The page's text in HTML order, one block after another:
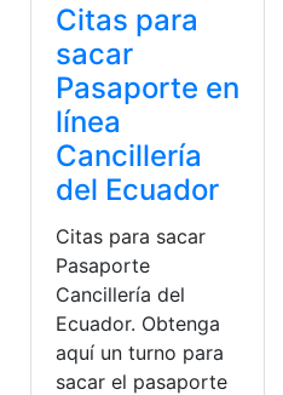
Citas para
sacar
Pasaporte en
línea
Cancillería
del Ecuador
Citas para sacar
Pasaporte
Cancillería del
Ecuador. Obtenga
aquí un turno para
sacar el pasaporte